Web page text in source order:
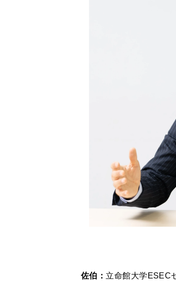
佐伯： 立命館大学ESEC